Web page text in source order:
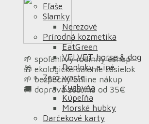
🌱 spoľahlivý rodinný eshop
🎁 ekologické balenie zásielok
🌱 bezpečný online nákup
🚚 doprava zdarma od 35€
Fľaše
Slamky
Nerezové
Prírodná kozmetika
EatGreen
VELVET horse & dog
Doplnky a iné
Zero waste
Kuchyňa
Kúpeľňa
Morské hubky
Darčekové karty